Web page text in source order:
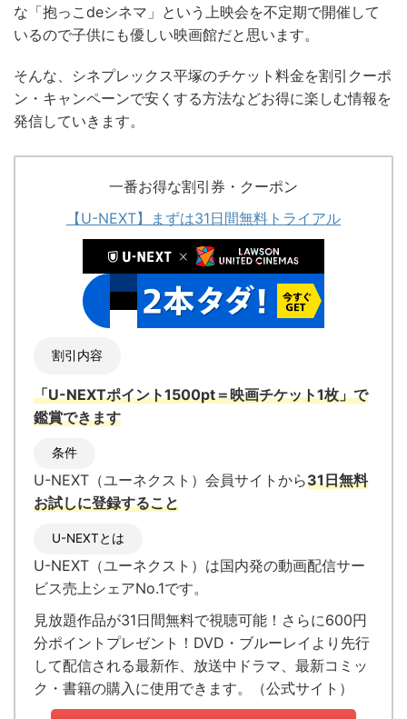
な「抱っこdeシネマ」という上映会を不定期で開催して
いるので子供にも優しい映画館だと思います。
そんな、シネプレックス平塚のチケット料金を割引クーポ
ン・キャンペーンで安くする方法などお得に楽しむ情報を
発信していきます。
一番お得な割引券・クーポン
【U-NEXT】まずは31日間無料トライアル
割引内容
「U-NEXTポイント1500pt＝映画チケット1枚」で
鑑賞できます
条件
U-NEXT（ユーネクスト）会員サイトから31日無料
お試しに登録すること
U-NEXTとは
U-NEXT（ユーネクスト） は国内発の動画配信サー
ビス売上シェアNo.1です。
見放題作品が31日間無料で視聴可能！ さらに600円
分ポイントプレゼント！DVD・ブルーレイより先行
して配信される最新作、放送中ドラマ、最新コミッ
ク・書籍の購入に使用できます。（公式サイト ）